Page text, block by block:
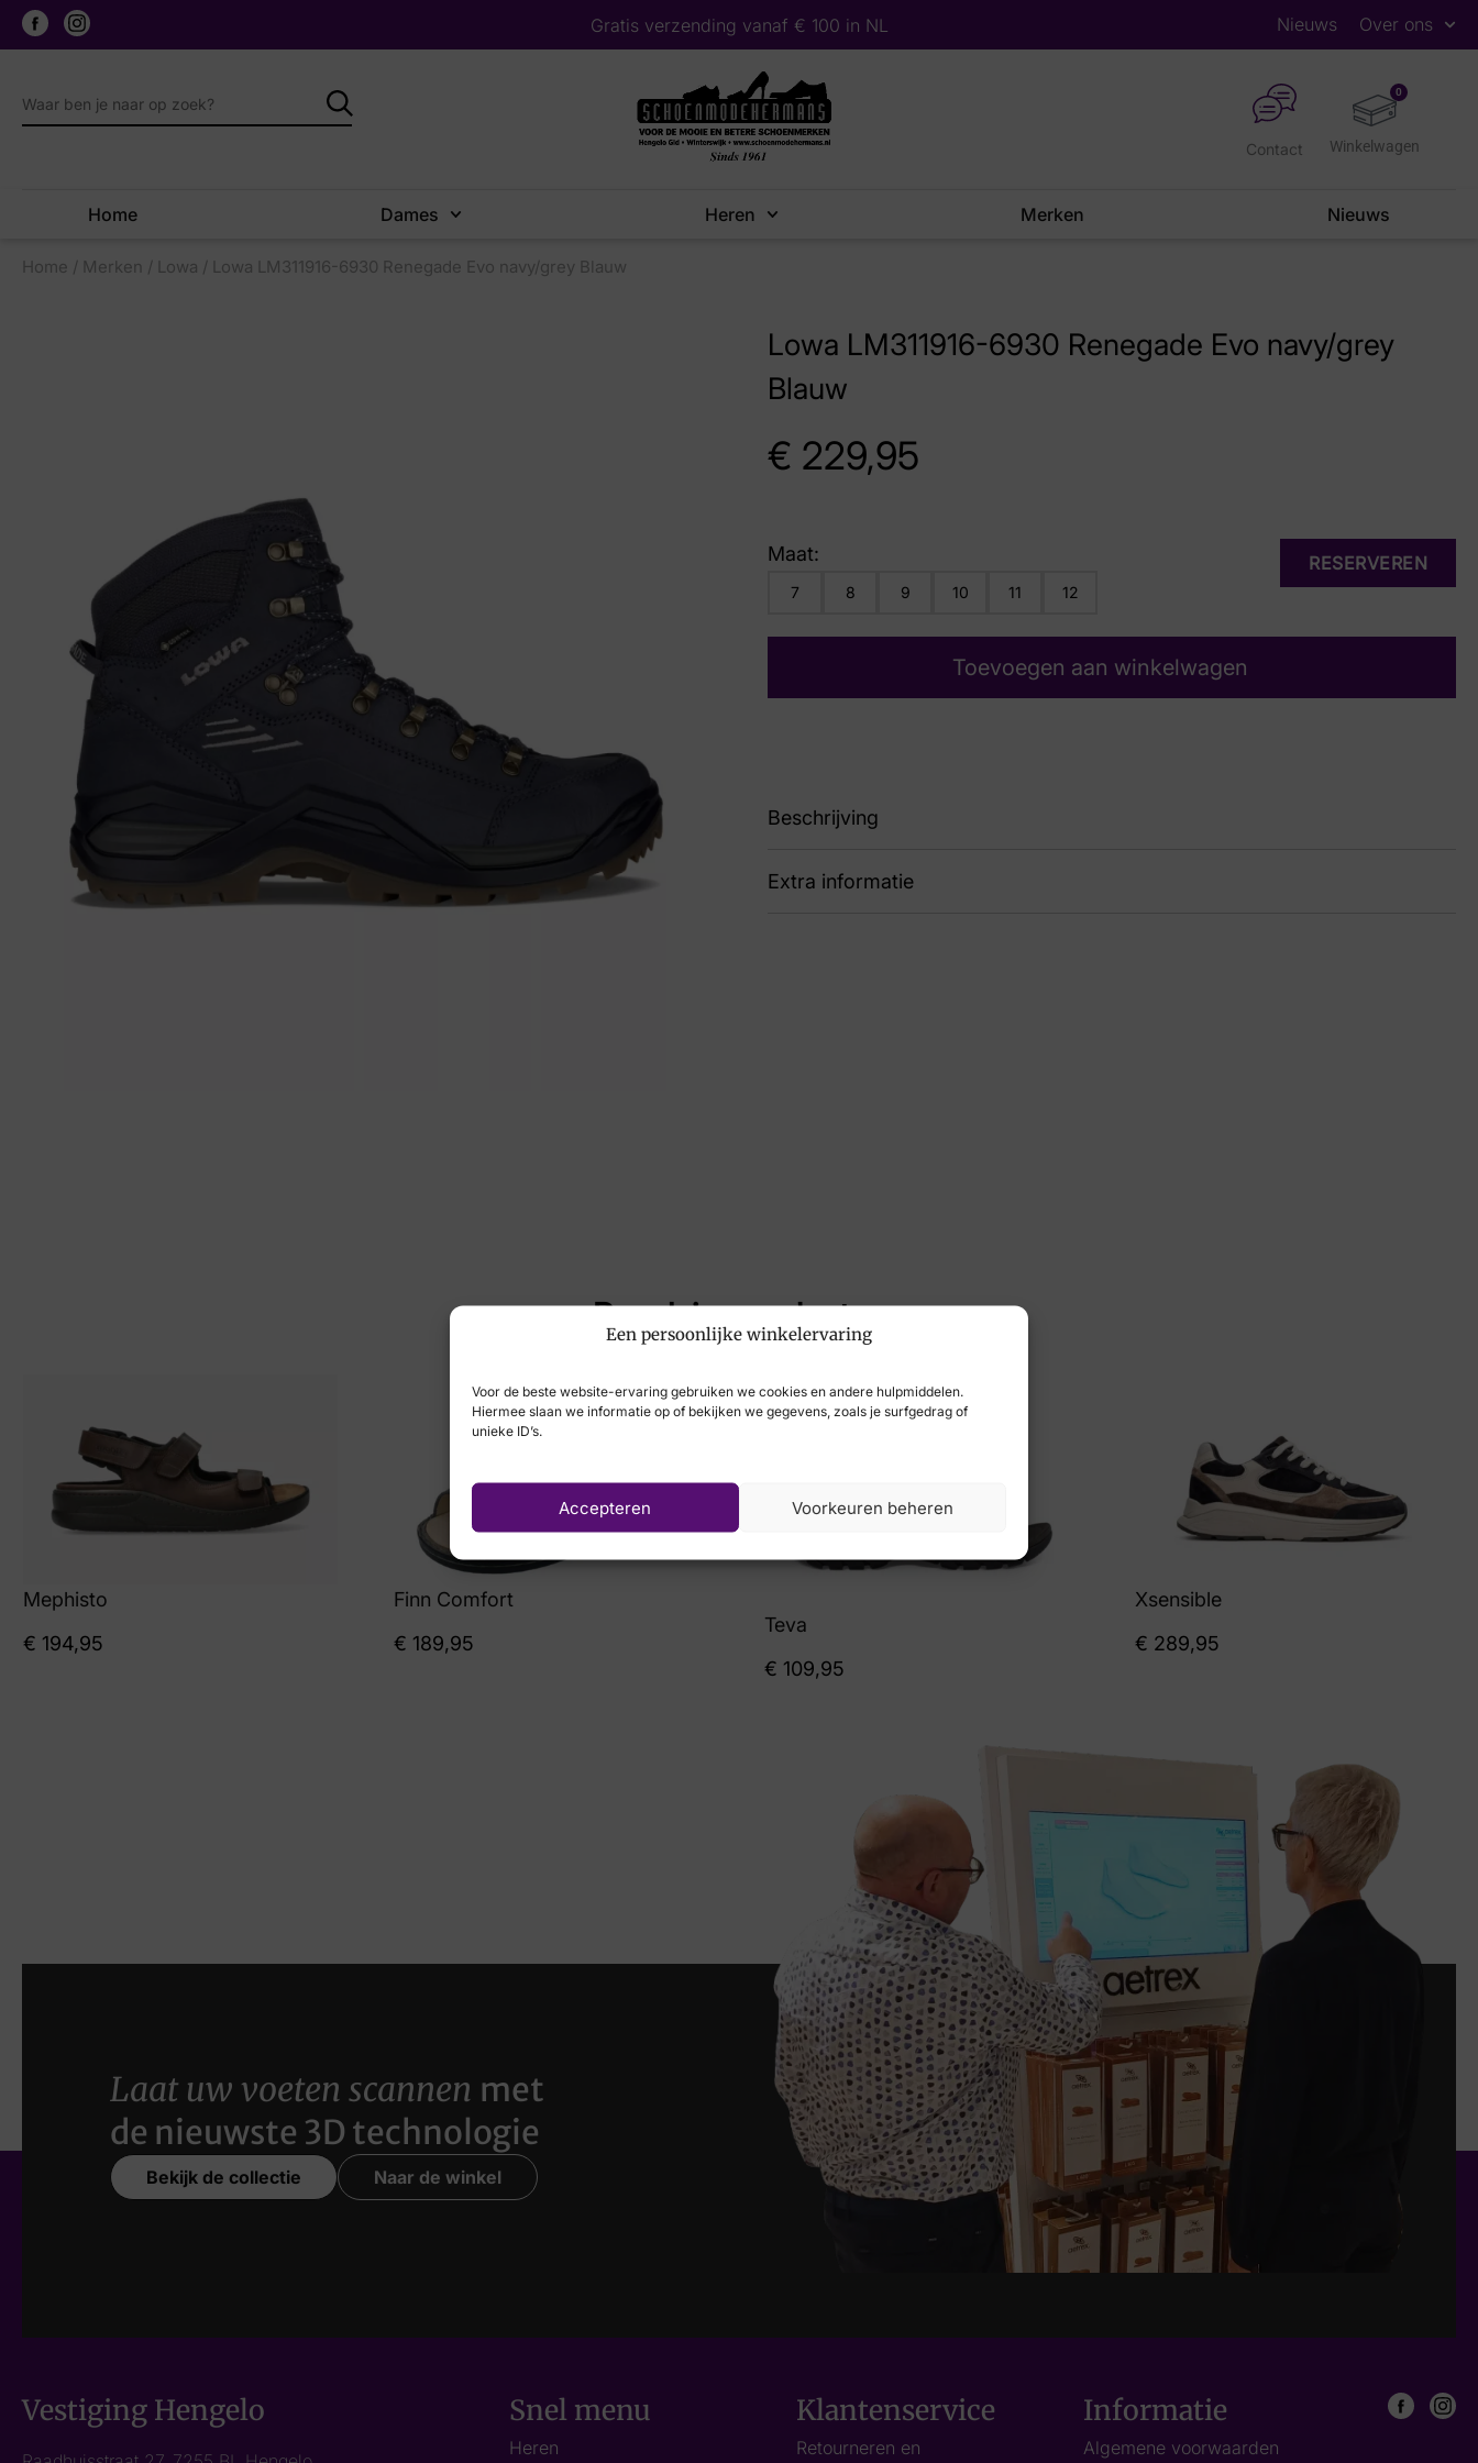
Een persoonlijke winkelervaring
Voor de beste website-ervaring gebruiken we cookies en andere hulpmiddelen.
Hiermee slaan we informatie op of bekijken we gegevens, zoals je surfgedrag of
unieke ID’s.
Accepteren Voorkeuren beheren
Gratis verzending vanaf € 100 in NL Nieuws Over ons
0
Contact
Home Dames Heren Merken Nieuws
Home / Merken / Lowa / Lowa LM311916-6930 Renegade Evo navy/grey Blauw
Lowa LM311916-6930 Renegade Evo navy/grey
Blauw
€ 229,95
RESERVEREN
Maat:
7 8 9 10 11 12
Toevoegen aan winkelwagen
Beschrijving
90 LM311916-6930 Renegade Evo navy/grey
Extra informatie
Populaire producten
Mephisto
€ 194,95
Finn Comfort
€ 189,95
Teva
€ 109,95
Xsensible
€ 289,95
Laat uw voeten scannen met
de nieuwste 3D technologie
Bekijk de collectie Naar de winkel
Vestiging Hengelo Snel menu
Heren
Klantenservice
Retourneren en
Informatie
Algemene voorwaarden